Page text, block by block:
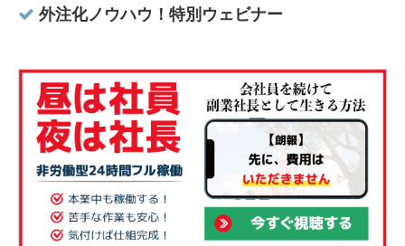
外注化ノウハウ！特別ウェビナー